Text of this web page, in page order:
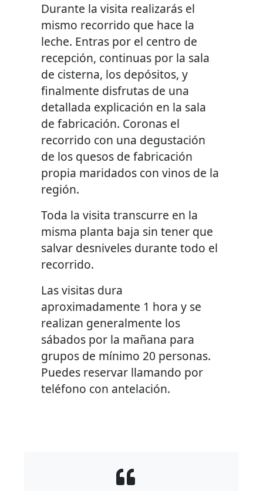
Durante la visita realizarás el
mismo recorrido que hace la
leche. Entras por el centro de
recepción, continuas por la sala
de cisterna, los depósitos, y
finalmente disfrutas de una
detallada explicación en la sala
de fabricación. Coronas el
recorrido con una degustación
de los quesos de fabricación
propia maridados con vinos de la
región.
Toda la visita transcurre en la
misma planta baja sin tener que
salvar desniveles durante todo el
recorrido.
Las visitas dura
aproximadamente 1 hora y se
realizan generalmente los
sábados por la mañana para
grupos de mínimo 20 personas.
Puedes reservar llamando por
teléfono con antelación.